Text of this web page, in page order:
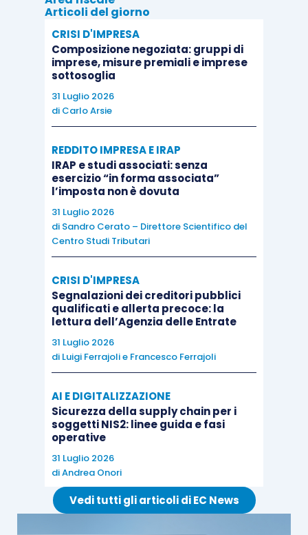
12/E/2013).
Per quanto concerne lacertificazione delle
prestazioni di servizio
seguiranno leregole
di evitare doppie imposizioni, si dovrà rilevare il
totaledell’importo delle operazioni rilevanti per
l’ILCCIchenonrisultino
Iva assolta a monte
Da ultimo, per quanto riguarda l’imposizione
diretta, per tali operazioni effettuate a Campione
di Italia viene confermata l’applicazione
regole previste dall’articolo 188-bisTuir.
Articoli del giorno
CRISI D'IMPRESA
Composizione negoziata: gruppi di
imprese, misure premiali e imprese
sottosoglia
31 Luglio 2026
di Carlo Arsie
REDDITO IMPRESA E IRAP
IRAP e studi associati: senza
esercizio “in forma associata”
l’imposta non è dovuta
31 Luglio 2026
di Sandro Cerato – Direttore Scientifico del
Centro Studi Tributari
CRISI D'IMPRESA
Segnalazioni dei creditori pubblici
qualificati e allerta precoce: la
lettura dell’Agenzia delle Entrate
31 Luglio 2026
di Luigi Ferrajolie Francesco Ferrajoli
AI E DIGITALIZZAZIONE
Sicurezza della supply chain per i
soggetti NIS2: linee guida e fasi
operative
31 Luglio 2026
diAndrea Onori
Vedi tutti gli articoli di EC News